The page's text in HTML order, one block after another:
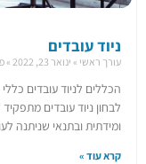
ניוד עובדים
עורך ראשי ינואר 23, 2022
הכללים לניוד עובדים
לבחון ניוד עובדים
ומידתית ובתנאי שניתנה
קרא עוד »